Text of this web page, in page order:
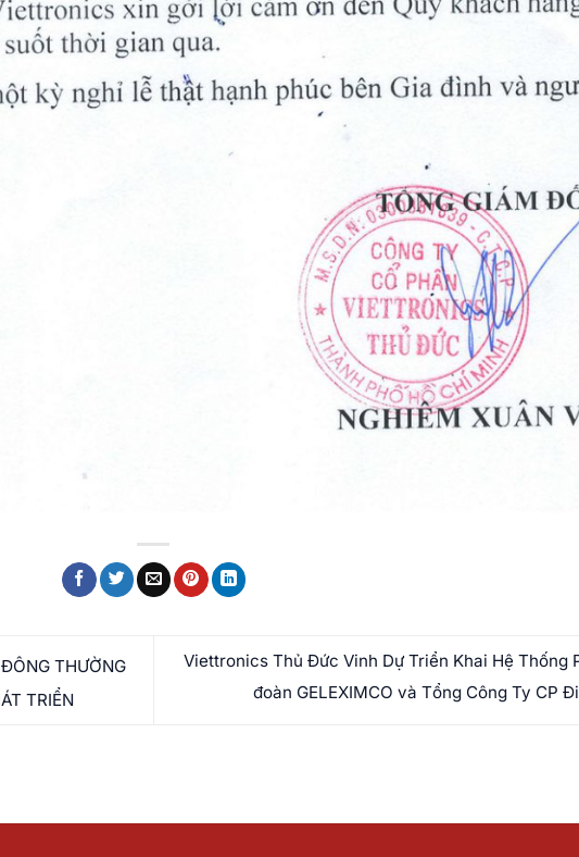
THƯỜNG
TRIỂN
Viettronics Thủ Đức Vinh Dự Triển Khai Hệ Thống
đoàn GELEXIMCO và Tổng Công Ty CP